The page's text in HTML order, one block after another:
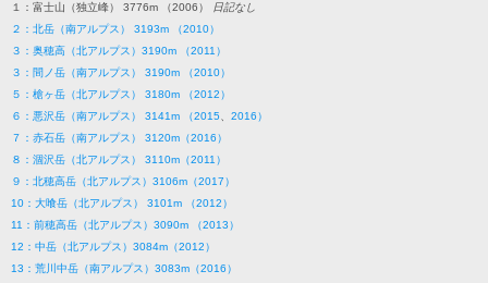
１：富士山（独立峰） 3776m （2006） 日記なし
２：北岳（南アルプス） 3193m （2010）
３：奥穂高（北アルプス）3190m （2011）
３：間ノ岳（南アルプス） 3190m （2010）
５：槍ヶ岳（北アルプス） 3180m （2012）
６：悪沢岳（南アルプス） 3141m （2015、 2016）
７：赤石岳（南アルプス） 3120m（2016）
８：涸沢岳（北アルプス） 3110m（2011）
９：北穂高岳（北アルプス）3106m（2017）
10：大喰岳（北アルプス） 3101m （2012）
11：前穂高岳（北アルプス）3090m （2013）
12：中岳（北アルプス）3084m（2012）
13：荒川中岳（南アルプス）3083m（2016）